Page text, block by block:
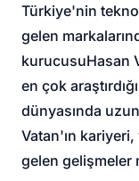
Türkiye'nin
gelen
kurucusuHasan
en çok
dünyasında
Vatan'ın kariyeri,
gelen gelişmeler